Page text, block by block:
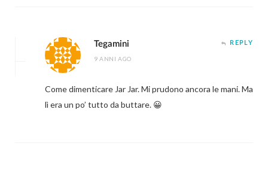
Tegamini
9 ANNI AGO
REPLY
Come dimenticare Jar Jar. Mi prudono ancora le mani. Ma
lì era un po’ tutto da buttare. 😀